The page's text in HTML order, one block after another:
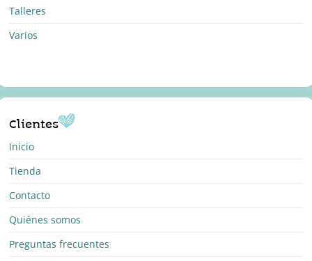
Talleres
Varios
Clientes
Inicio
Tienda
Contacto
Quiénes somos
Preguntas frecuentes